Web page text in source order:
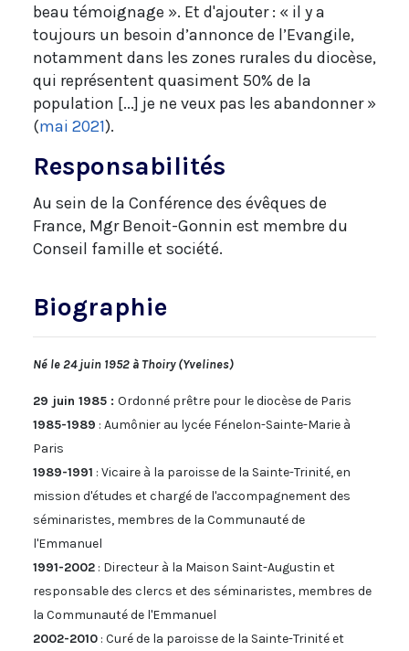
beau témoignage ». Et d'ajouter : « il y a
toujours un besoin d’annonce de l’Evangile,
notamment dans les zones rurales du diocèse,
qui représentent quasiment 50% de la
population [...] je ne veux pas les abandonner »
(mai 2021).
Responsabilités
Au sein de la Conférence des évêques de
France, Mgr Benoit-Gonnin est membre du
Conseil famille et société.
Biographie
Né le 24 juin 1952 à Thoiry (Yvelines)
29 juin 1985 : Ordonné prêtre pour le diocèse de Paris
1985-1989 : Aumônier au lycée Fénelon-Sainte-Marie à
Paris
1989-1991 : Vicaire à la paroisse de la Sainte-Trinité, en
mission d'études et chargé de l'accompagnement des
séminaristes, membres de la Communauté de
l'Emmanuel
1991-2002 : Directeur à la Maison Saint-Augustin et
responsable des clercs et des séminaristes, membres de
la Communauté de l'Emmanuel
2002-2010 : Curé de la paroisse de la Sainte-Trinité et